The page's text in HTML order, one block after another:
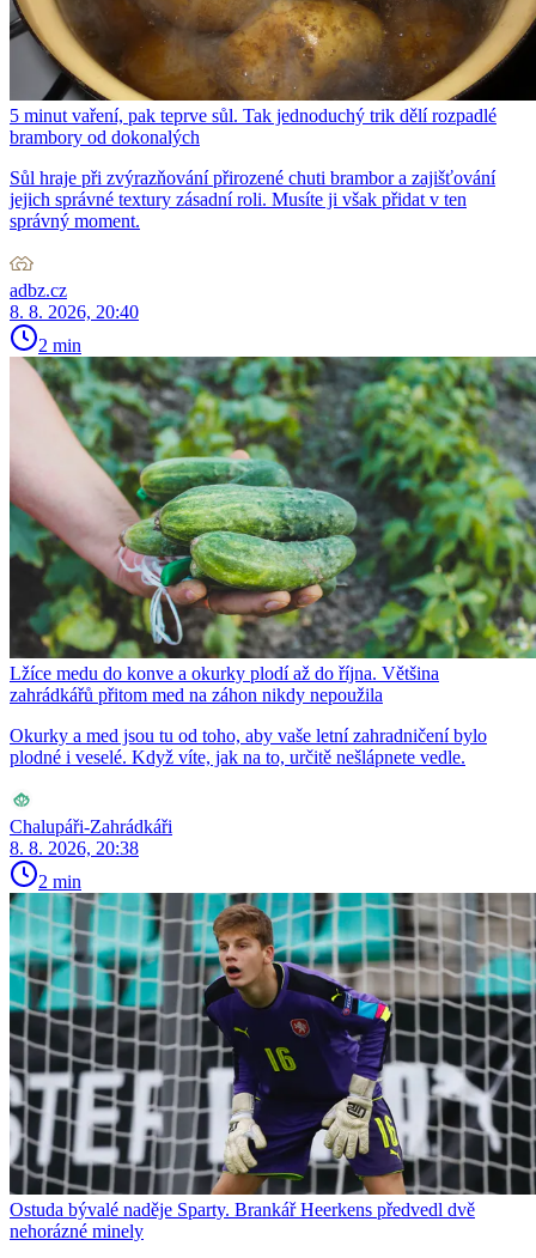
5 minut vaření, pak teprve sůl. Tak jednoduchý trik dělí rozpadlé
brambory od dokonalých
Sůl hraje při zvýrazňování přirozené chuti brambor a zajišťování
jejich správné textury zásadní roli. Musíte ji však přidat v ten
správný moment.
adbz.cz
8. 8. 2026, 20:40
2 min
Lžíce medu do konve a okurky plodí až do října. Většina
zahrádkářů přitom med na záhon nikdy nepoužila
Okurky a med jsou tu od toho, aby vaše letní zahradničení bylo
plodné i veselé. Když víte, jak na to, určitě nešlápnete vedle.
Chalupáři-Zahrádkáři
8. 8. 2026, 20:38
2 min
Ostuda bývalé naděje Sparty. Brankář Heerkens předvedl dvě
nehorázné minely